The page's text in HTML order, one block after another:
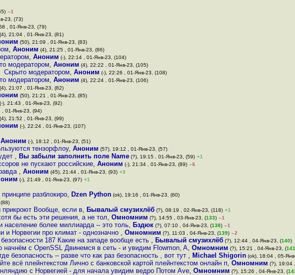
–1
23, (73)
, 01-Янв-23, (79)
(4), 21:04 , 01-Янв-23, (81)
(50), 21:09 , 01-Янв-23, (83)
, Аноним (4), 21:25 , 01-Янв-23, (86)
, Аноним (-), 22:14 , 01-Янв-23, (104)
модератором, Аноним (4), 22:22 , 01-Янв-23, (105)
Скрыто модератором, Аноним (-), 22:26 , 01-Янв-23, (108)
модератором, Аноним (4), 22:24 , 01-Янв-23, (106)
(4), 21:07 , 01-Янв-23, (82)
(50), 21:21 , 01-Янв-23, (85)
(-), 21:43 , 01-Янв-23, (92)
, 01-Янв-23, (94)
(4), 21:52 , 01-Янв-23, (99)
(-), 22:24 , 01-Янв-23, (107)
Аноним (-), 18:12 , 01-Янв-23, (51)
тензорфлоу, Аноним (57), 19:12 , 01-Янв-23, (57)
, Вы забыли заполнить поле Name (?), 19:15 , 01-Янв-23, (59) +1
не пускают российские, Аноним (-), 21:34 , 01-Янв-23, (89) –6
, Аноним (45), 21:44 , 01-Янв-23, (93) +3
(-), 21:49 , 01-Янв-23, (97) +1
разблокиро, Dzen Python (ok), 19:16 , 01-Янв-23, (60)
прикроют Вообще, если в, Бывалый смузихлёб (?), 08:19 , 02-Янв-23, (118) +1
бы есть эти решения, а не тол, Омномним (?), 14:55 , 03-Янв-23, (133) –1
население более миллиарда -- это толь, Бздюк (?), 07:10 , 04-Янв-23, (138) –1
и Норвегии про климат - однозначно , Омномним (?), 11:03 , 04-Янв-23, (139) –2
187 Какие на западе вообще есть , Бывалый смузихлёб (?), 12:44 , 04-Янв-23, (140)
начнём с OpenSSL Двинемся в сеть - и увидим Flowmon, A, Омномним (?), 15:21 , 04-Янв-23, (141
безопасность -- разве что как раз безопасность , вот тут , Michael Shigorin (ok), 18:04 , 05-
всё плейнтекстом Лично с банковской картой плейнтекстом онлайн п, Омномним (?), 19:04
с Норвегией - для начала увидим ведро Потом Ave, Омномним (?), 15:26 , 04-Янв-23, (